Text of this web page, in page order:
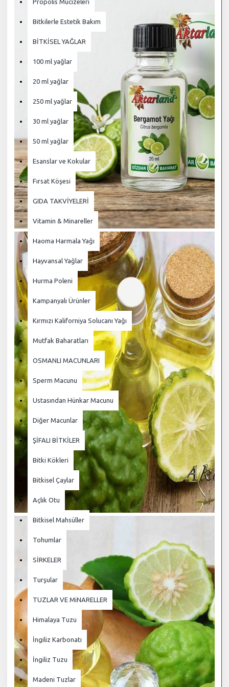
Propolis Mucizeleri
Bitkilerle Estetik Bakım
BİTKİSEL YAĞLAR
100 ml yağlar
20 ml yağlar
250 ml yağlar
30 ml yağlar
50 ml yağlar
Esanslar ve Kokular
Fırsat Köşesi
GIDA TAKVİYELERİ
Vitamin & Minareller
Haoma Harmala Yağı
Hayvansal Yağlar
Hurma Poleni
Kampanyalı Ürünler
Kırmızı Kaliforniya Solucanı Yağı
Mutfak Baharatları
OSMANLI MACUNLARI
Sperm Macunu
Ustasından Hünkar Macunu
Diğer Macunlar
ŞİFALI BİTKİLER
Bitki Kökleri
Bitkisel Çaylar
Açlık Otu
Bitkisel Mahsüller
Tohumlar
SİRKELER
Turşular
TUZLAR VE MiNARELLER
Himalaya Tuzu
İngiliz Karbonatı
İngiliz Tuzu
Madeni Tuzlar